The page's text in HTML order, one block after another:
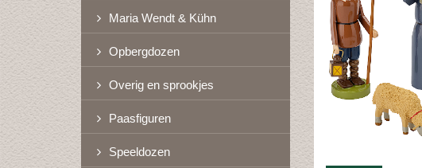
Maria Wendt & Kühn
Opbergdozen
Overig en sprookjes
Paasfiguren
Speeldozen